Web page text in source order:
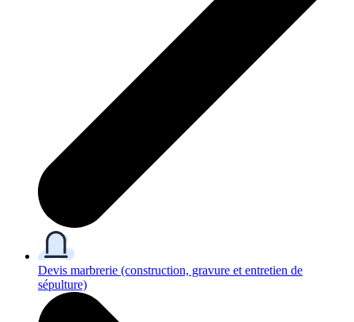
Devis marbrerie (construction, gravure et entretien de
sépulture)